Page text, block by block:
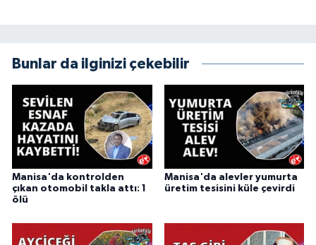
Bunlar da ilginizi çekebilir
Manisa'da kontrolden
çıkan otomobil takla attı: 1
ölü
Manisa'da alevler yumurta
üretim tesisini küle çevirdi